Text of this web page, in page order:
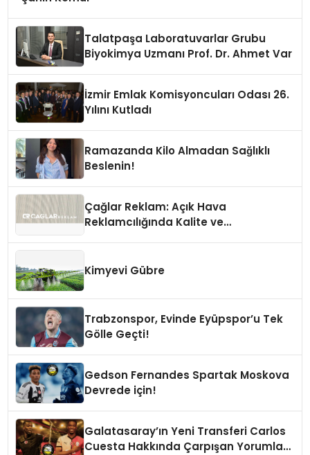
Talatpaşa Laboratuvarlar Grubu
Biyokimya Uzmanı Prof. Dr. Ahmet Var
İzmir Emlak Komisyoncuları Odası 26.
Yılını Kutladı
Ramazanda Kilo Almadan Sağlıklı
Beslenin!
Çağlar Reklam: Açık Hava
Reklamcılığında Kalite ve
Kimyevi Gübre
Trabzonspor, Evinde Eyüpspor’u Tek
Gölle Geçti!
Gedson Fernandes Spartak Moskova
Devrede için!
Galatasaray’ın Yeni Transferi Carlos
Cuesta Hakkında Çarpışan Yorumlar: